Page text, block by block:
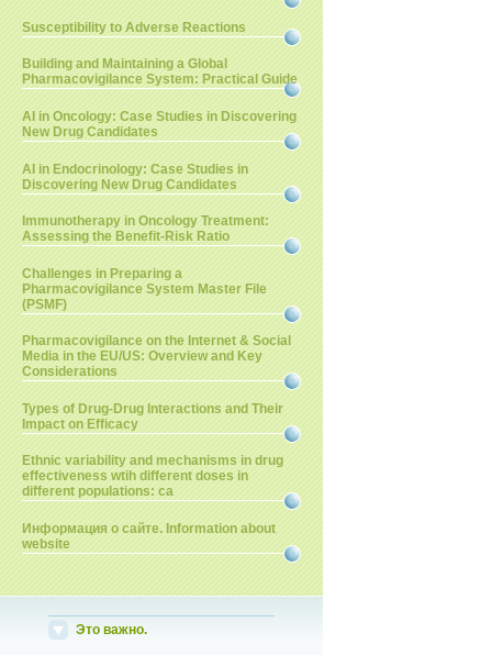
Susceptibility to Adverse Reactions
Building and Maintaining a Global
Pharmacovigilance System: Practical Guide
AI in Oncology: Case Studies in Discovering
New Drug Candidates
AI in Endocrinology: Case Studies in
Discovering New Drug Candidates
Immunotherapy in Oncology Treatment:
Assessing the Benefit-Risk Ratio
Challenges in Preparing a
Pharmacovigilance System Master File
(PSMF)
Pharmacovigilance on the Internet & Social
Media in the EU/US: Overview and Key
Considerations
Types of Drug-Drug Interactions and Their
Impact on Efficacy
Ethnic variability and mechanisms in drug
effectiveness wtih different doses in
different populations: ca
Информация о сайте. Information about
website
Это важно.